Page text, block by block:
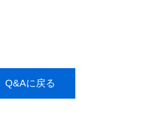
Q&Aに戻る